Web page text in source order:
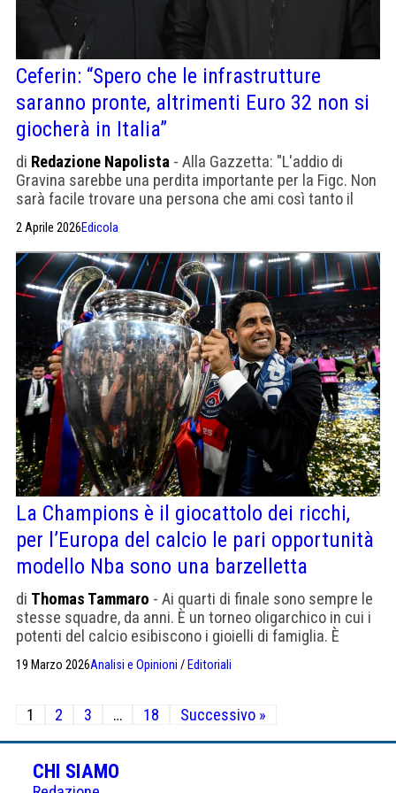
Ceferin: “Spero che le infrastrutture
saranno pronte, altrimenti Euro 32 non si
giocherà in Italia”
di Redazione Napolista - Alla Gazzetta: "L'addio di
Gravina sarebbe una perdita importante per la Figc. Non
sarà facile trovare una persona che ami così tanto il
2 Aprile 2026Edicola
La Champions è il giocattolo dei ricchi,
per l’Europa del calcio le pari opportunità
modello Nba sono una barzelletta
di Thomas Tammaro - Ai quarti di finale sono sempre le
stesse squadre, da anni. È un torneo oligarchico in cui i
potenti del calcio esibiscono i gioielli di famiglia. È
19 Marzo 2026Analisi e Opinioni / Editoriali
Paginazione
degli
articoli
1 2 3 … 18 Successivo »
CHI SIAMO